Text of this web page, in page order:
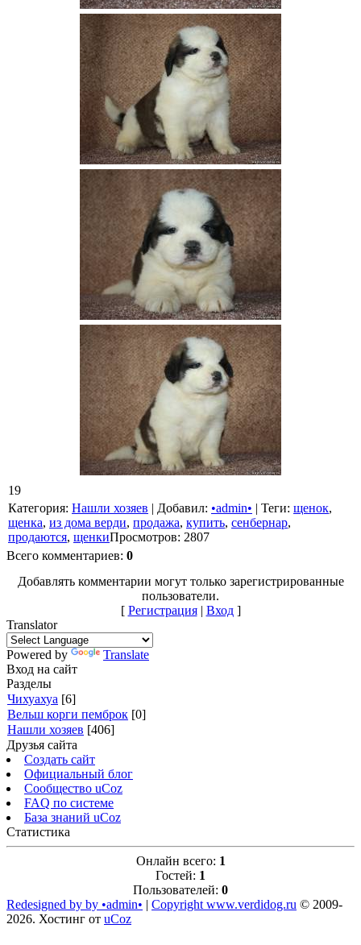
19
Категория: Нашли хозяев | Добавил: •admin• | Теги: щенок,
щенка, из дома верди, продажа, купить, сенбернар,
продаются, щенкиПросмотров: 2807
Всего комментариев: 0
Добавлять комментарии могут только зарегистрированные
пользователи.
[ Регистрация| Вход]
Translator
Powered by
Translate
Вход на сайт
Разделы
Чихуахуа [6]
Вельш корги пемброк [0]
Нашли хозяев [406]
Друзья сайта
Создать сайт
Официальный блог
Сообщество uCoz
FAQ по системе
База знаний uCoz
Статистика
Онлайн всего: 1
Гостей: 1
Пользователей: 0
Redesigned by by •admin• | Copyright www.verdidog.ru © 2009-
2026. Хостинг от uCoz